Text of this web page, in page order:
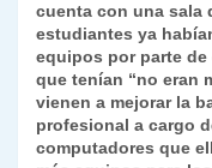
cuenta con una sala
estudiantes ya
equipos por parte
que tenían “no eran
vienen a mejorar la
profesional a cargo
computadores que